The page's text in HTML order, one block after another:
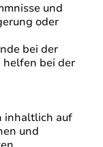
und
oder
bei der
helfen bei der
inhaltlich auf
und